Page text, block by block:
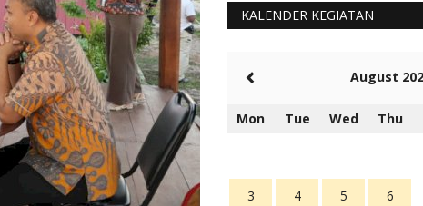
KALENDER KEGIATAN
August
Mon Tue Wed Thu
3 4 5 6